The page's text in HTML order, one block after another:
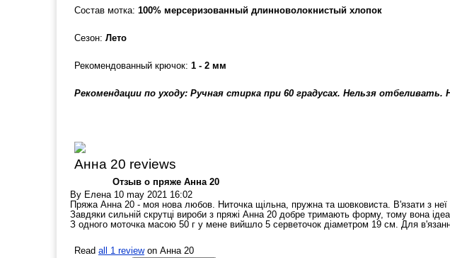
Состав мотка: 100% мерсеризованный длинноволокнистый хлопок
Сезон: Лето
Рекомендованный крючок: 1 - 2 мм
Рекомендации по уходу: Ручная стирка при 60 градусах. Нельзя
Анна 20 reviews
Отзыв о пряже Анна 20
By Елена 10 may 2021 16:02
Пряжа Анна 20 - моя нова любов. Ниточка щільна, пружна та шовковиста. В'язати з неї
Завдяки сильній скрутці вироби з пряжі Анна 20 добре тримають форму, тому вона
З одного моточка масою 50 г у мене вийшло 5 серветочок діаметром 19 см. Для
Read all 1 reviewon Анна 20